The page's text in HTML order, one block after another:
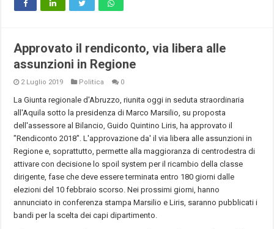
Approvato il rendiconto, via libera alle
assunzioni in Regione
2 Luglio 2019 Politica 0
La Giunta regionale d'Abruzzo, riunita oggi in seduta straordinaria
all'Aquila sotto la presidenza di Marco Marsilio, su proposta
dell'assessore al Bilancio, Guido Quintino Liris, ha approvato il
"Rendiconto 2018". L'approvazione da' il via libera alle assunzioni in
Regione e, soprattutto, permette alla maggioranza di centrodestra di
attivare con decisione lo spoil system per il ricambio della classe
dirigente, fase che deve essere terminata entro 180 giorni dalle
elezioni del 10 febbraio scorso. Nei prossimi giorni, hanno
annunciato in conferenza stampa Marsilio e Liris, saranno pubblicati i
bandi per la scelta dei capi dipartimento.